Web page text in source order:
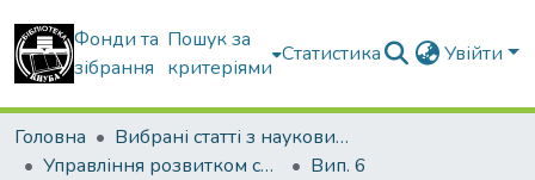
Фонди та
зібрання
Пошук за
критеріями
Статистика Увійти
Головна
Вибрані статті з наукових збірників КНУБА
Управління розвитком складних систем
Вип. 6